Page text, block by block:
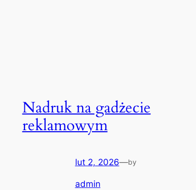
Nadruk na gadżecie
reklamowym
lut 2, 2026—by
admin